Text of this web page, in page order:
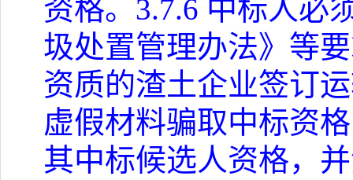
资格。 3.7.6 中标人必
圾处置管理办法》等
资质的渣土企业签订
虚假材料骗取中标资
其中标候选人资格，